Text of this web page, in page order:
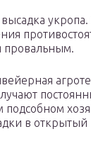
провальным.
в открытый